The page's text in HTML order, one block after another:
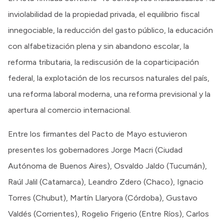
inviolabilidad de la propiedad privada, el equilibrio fiscal
innegociable, la reducción del gasto público, la educación
con alfabetización plena y sin abandono escolar, la
reforma tributaria, la rediscusión de la coparticipación
federal, la explotación de los recursos naturales del país,
una reforma laboral moderna, una reforma previsional y la
apertura al comercio internacional.
Entre los firmantes del Pacto de Mayo estuvieron
presentes los gobernadores Jorge Macri (Ciudad
Autónoma de Buenos Aires), Osvaldo Jaldo (Tucumán),
Raúl Jalil (Catamarca), Leandro Zdero (Chaco), Ignacio
Torres (Chubut), Martín Llaryora (Córdoba), Gustavo
Valdés (Corrientes), Rogelio Frigerio (Entre Ríos), Carlos